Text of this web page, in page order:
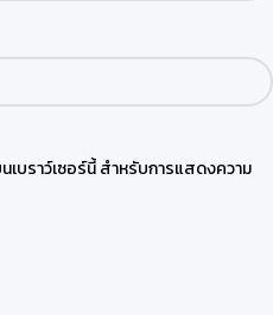
เบราว์เซอร์นี้ สำหรับการแสดงความ